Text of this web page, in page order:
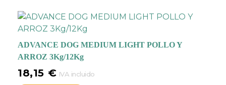
ADVANCE DOG MEDIUM LIGHT POLLO Y
ARROZ 3Kg/12Kg
18,15 € IVA incluido